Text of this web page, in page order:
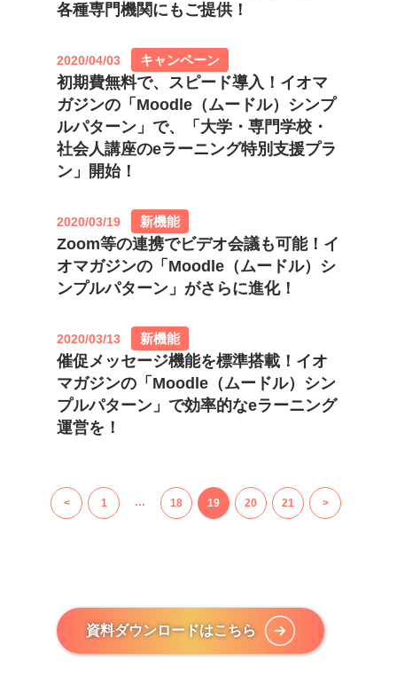
各種専門機関にもご提供！
2020/04/03 キャンペーン
初期費無料で、スピード導入！イオマ
ガジンの「Moodle（ムードル）シンプ
ルパターン」で、「大学・専門学校・
社会人講座のeラーニング特別支援プラ
ン」開始！
2020/03/19 新機能
Zoom等の連携でビデオ会議も可能！イ
オマガジンの「Moodle（ムードル）シ
ンプルパターン」がさらに進化！
2020/03/13 新機能
催促メッセージ機能を標準搭載！イオ
マガジンの「Moodle（ムードル）シン
プルパターン」で効率的なeラーニング
運営を！
< 1 … 18 19 20 21 >
資料ダウンロードはこちら